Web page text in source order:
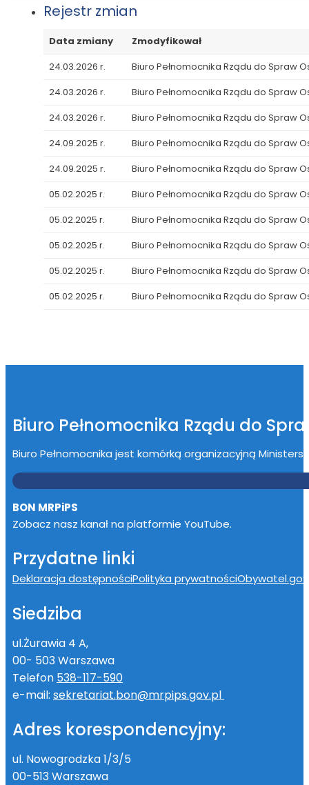
Rejestr zmian
Data zmiany
Zmodyfikował
24.03.2026 r.
Biuro Pełnomocnika Rządu do Spraw
24.03.2026 r.
Biuro Pełnomocnika Rządu do Spraw
24.03.2026 r.
Biuro Pełnomocnika Rządu do Spraw
24.09.2025 r.
Biuro Pełnomocnika Rządu do Spraw
24.09.2025 r.
Biuro Pełnomocnika Rządu do Spraw
05.02.2025 r.
Biuro Pełnomocnika Rządu do Spraw
05.02.2025 r.
Biuro Pełnomocnika Rządu do Spraw
05.02.2025 r.
Biuro Pełnomocnika Rządu do Spraw
05.02.2025 r.
Biuro Pełnomocnika Rządu do Spraw
05.02.2025 r.
Biuro Pełnomocnika Rządu do Spraw
Biuro Pełnomocnika Rządu do
Biuro Pełnomocnika jest komórką organizacyjną
BON MRPiPS
Zobacz nasz kanał na platformie YouTube.
Przydatne linki
Deklaracja dostępnościPolityka prywatności
Siedziba
ul.Żurawia 4 A,
00- 503 Warszawa
Telefon 538-117-590
e-mail: sekretariat.bon@mrpips.gov.pl
Adres korespondencyjny:
ul. Nowogrodzka 1/3/5
00-513 Warszawa